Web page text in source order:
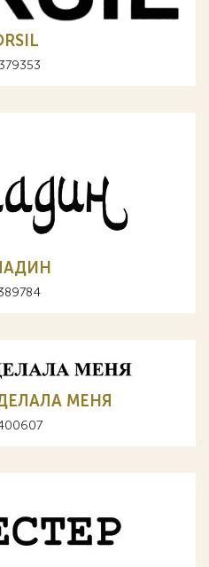
МЕНЯ